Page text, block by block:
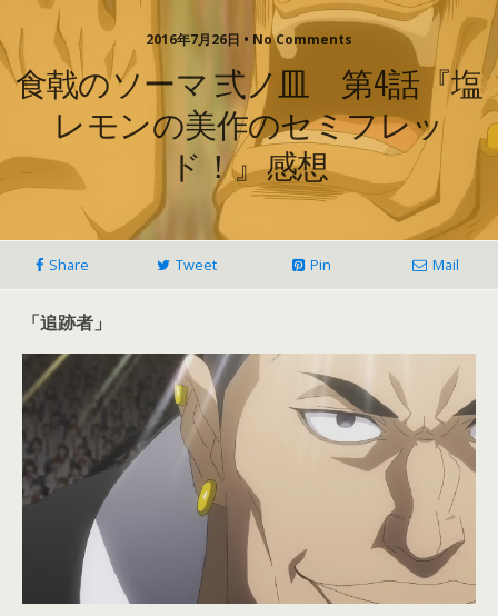
2016年7月26日 • No Comments
食戟のソーマ 弍ノ皿 第4話『塩
レモンの美作のセミフレッ
ド！』感想
Share Tweet Pin Mail
「追跡者」